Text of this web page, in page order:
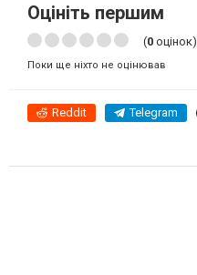
Оцініть першим
(0 оцінок)
Поки ще ніхто не оцінював
Reddit Telegram